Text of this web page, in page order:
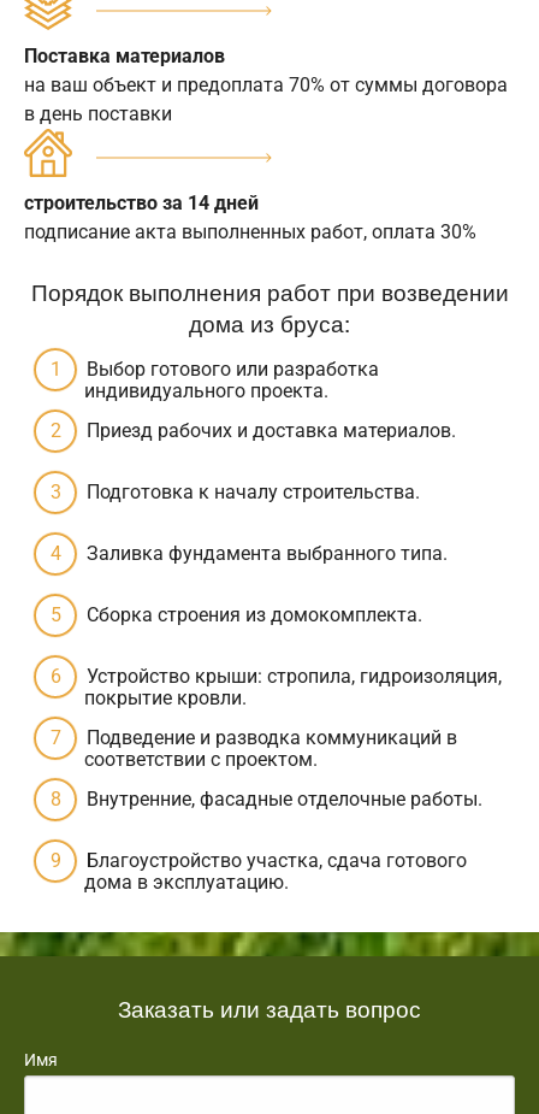
Поставка материалов
на ваш объект и предоплата 70% от суммы договора
в день поставки
строительство за 14 дней
подписание акта выполненных работ, оплата 30%
Порядок выполнения работ при возведении
дома из бруса:
Выбор готового или разработка
индивидуального проекта.
Приезд рабочих и доставка материалов.
Подготовка к началу строительства.
Заливка фундамента выбранного типа.
Сборка строения из домокомплекта.
Устройство крыши: стропила, гидроизоляция,
покрытие кровли.
Подведение и разводка коммуникаций в
соответствии с проектом.
Внутренние, фасадные отделочные работы.
Благоустройство участка, сдача готового
дома в эксплуатацию.
Заказать или задать вопрос
Имя